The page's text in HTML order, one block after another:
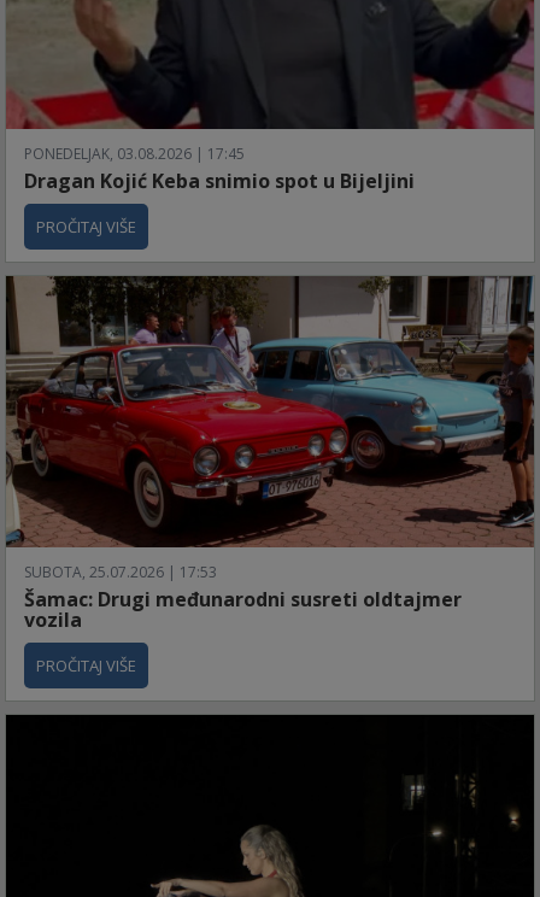
PONEDELJAK, 03.08.2026 | 17:45
Dragan Kojić Keba snimio spot u Bijeljini
PROČITAJ VIŠE
SUBOTA, 25.07.2026 | 17:53
Šamac: Drugi međunarodni susreti oldtajmer
vozila
PROČITAJ VIŠE